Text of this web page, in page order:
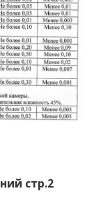
стр.2